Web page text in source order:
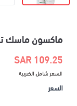
ماكسون ماسك
109.25 SAR
السعر شامل الضريبة
السعر